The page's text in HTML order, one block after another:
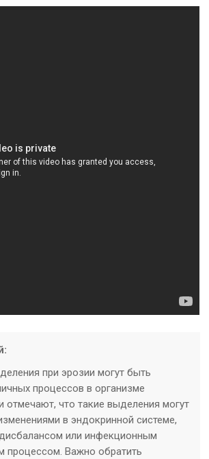
при эрозии могут быть
процессов в организме
что такие выделения могут
в эндокринной системе,
или инфекционным
процессом. Важно обратить